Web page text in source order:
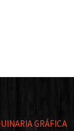
GRÁFICA